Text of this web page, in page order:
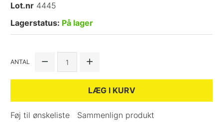
Lot.nr 4445
Lagerstatus: På lager
ANTAL
LÆG I KURV
Føj til ønskeliste
Sammenlign produkt